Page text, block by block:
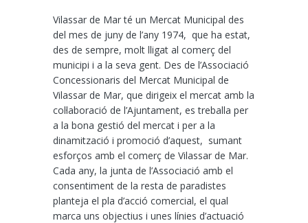
Vilassar de Mar té un Mercat Municipal des
del mes de juny de l’any 1974, que ha estat,
des de sempre, molt lligat al comerç del
municipi i a la seva gent. Des de l’Associació
Concessionaris del Mercat Municipal de
Vilassar de Mar, que dirigeix el mercat amb la
col·laboració de l’Ajuntament, es treballa per
a la bona gestió del mercat i per a la
dinamització i promoció d’aquest, sumant
esforços amb el comerç de Vilassar de Mar.
Cada any, la junta de l’Associació amb el
consentiment de la resta de paradistes
planteja el pla d’acció comercial, el qual
marca uns objectius i unes línies d’actuació